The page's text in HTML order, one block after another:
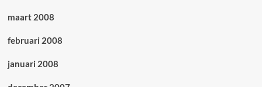
maart 2008
februari 2008
januari 2008